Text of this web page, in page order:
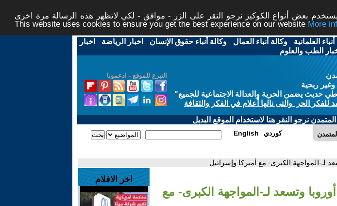
بعض أنواع الكوكيز نرجو النقر على الزر - موافق - لكي لاتظهر هذه الرسالة مرة اخرى -
This website uses cookies to ensure you get the best experience on our website
العلمانية -وكالة أنباء العمال -وكالة أنباء حقوق الإنسان - اخبار الرياضة - اخبار
الطب والعلوم
التبرع للموقع - ادعمونا
ربحية
حديث يضمن الحرية والعدالة الاجتماعية للجميع"
الحر والتى نالها أعلام في الفكر والثقافة
نرجو النقر هنا لاستخدام الموقع البديل
English كوردي
لـ-المواجهة الكبرى- مع أميركا وإسرائيل
وتسعد لـ-المواجهة الكبرى- مع
اخر الافلام